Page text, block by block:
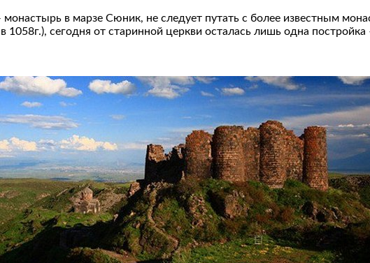
в марзе Сюник, не следует путать с более известным
сегодня от старинной церкви осталась лишь одна